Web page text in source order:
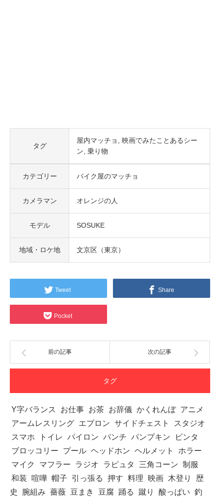
タグ
屋内マッチョ
映画でみたことあるシー
ン 乗り物
カテゴリー バイク屋のマッチョ
カメラマン オレンジの人
モデル SOSUKE
地域・ロケ地 文京区（東京）
Tweet Share
Pocket
前の記事 次の記事
タグ
Y字バランス お仕事 お茶 お辞儀 かくれんぼ アニメ
アームレスリング エプロン サイドチェスト
スタジオ
スマホ
トイレ パイロン パンチ パンプキン
ビンタ
ブロッコリー
プール ヘッドホン ヘルメット
ホラー
マイク
マフラー ラジオ ラピュタ 三角コーン 制服
和装
喧嘩 帽子 引っ張る 押す 料理 映画 木登り
歴
史
腕組み 薔薇 豆まき 豆腐 踊る 蹴り 酸っぱい 釣